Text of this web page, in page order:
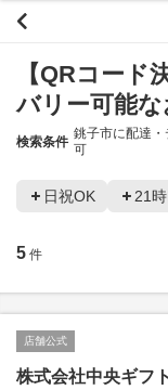
【QRコード
バリー可能
検索条件
銚子市に配達
可
日祝OK 21
5 件
店舗公式
株式会社中央ギフ